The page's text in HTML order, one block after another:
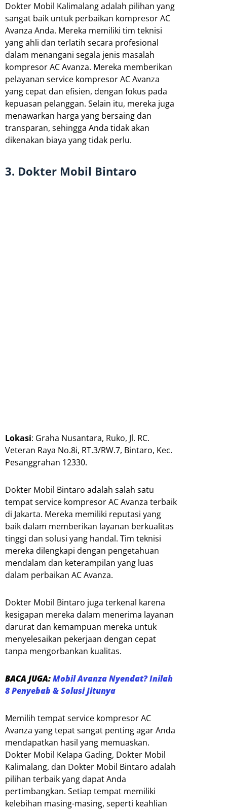
Dokter Mobil Kalimalang adalah pilihan yang
sangat baik untuk perbaikan kompresor AC
Avanza Anda. Mereka memiliki tim teknisi
yang ahli dan terlatih secara profesional
dalam menangani segala jenis masalah
kompresor AC Avanza. Mereka memberikan
pelayanan service kompresor AC Avanza
yang cepat dan efisien, dengan fokus pada
kepuasan pelanggan. Selain itu, mereka juga
menawarkan harga yang bersaing dan
transparan, sehingga Anda tidak akan
dikenakan biaya yang tidak perlu.
3. Dokter Mobil Bintaro
Lokasi: Graha Nusantara, Ruko, Jl. RC.
Veteran Raya No.8i, RT.3/RW.7, Bintaro, Kec.
Pesanggrahan 12330.
Dokter Mobil Bintaro adalah salah satu
tempat service kompresor AC Avanza terbaik
di Jakarta. Mereka memiliki reputasi yang
baik dalam memberikan layanan berkualitas
tinggi dan solusi yang handal. Tim teknisi
mereka dilengkapi dengan pengetahuan
mendalam dan keterampilan yang luas
dalam perbaikan AC Avanza.
Dokter Mobil Bintaro juga terkenal karena
kesigapan mereka dalam menerima layanan
darurat dan kemampuan mereka untuk
menyelesaikan pekerjaan dengan cepat
tanpa mengorbankan kualitas.
BACA JUGA:Mobil Avanza Nyendat? Inilah
8 Penyebab & Solusi Jitunya
Memilih tempat service kompresor AC
Avanza yang tepat sangat penting agar Anda
mendapatkan hasil yang memuaskan.
Dokter Mobil Kelapa Gading, Dokter Mobil
Kalimalang, dan Dokter Mobil Bintaro adalah
pilihan terbaik yang dapat Anda
pertimbangkan. Setiap tempat memiliki
kelebihan masing-masing, seperti keahlian